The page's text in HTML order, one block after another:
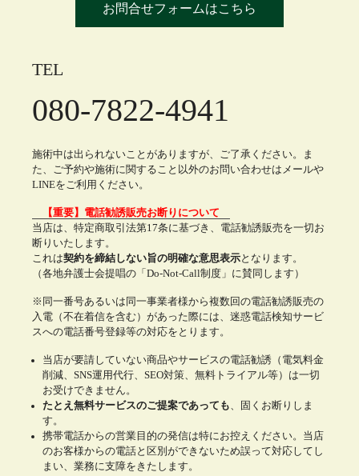
お問合せフォームはこちら
TEL
080-7822-4941
施術中は出られないことがありますが、ご了承ください。ま
た、ご予約や施術に関すること以外のお問い合わせはメールや
LINEをご利用ください。
【重要】電話勧誘販売お断りについて
当店は、特定商取引法第17条に基づき、電話勧誘販売を一切お
断りいたします。
これは契約を締結しない旨の明確な意思表示となります。
（各地弁護士会提唱の「Do-Not-Call制度」に賛同します）
※同一番号あるいは同一事業者様から複数回の電話勧誘販売の
入電（不在着信を含む）があった際には、迷惑電話検知サービ
スへの電話番号登録等の対応をとります。
当店が要請していない商品やサービスの電話勧誘（電気料金
削減、SNS運用代行、SEO対策、無料トライアル等）は一切
お受けできません。
たとえ無料サービスのご提案であっても、固くお断りしま
す。
携帯電話からの営業目的の発信は特にお控えください。当店
のお客様からの電話と区別ができないため誤って対応してし
まい、業務に支障をきたします。